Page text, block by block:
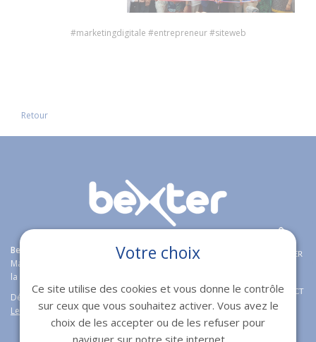
#marketingdigitale #entrepreneur #siteweb
Retour
Bexter agence web expert encréation de sites internet
à Toulon,
Marseille, Fréjus et Nice étoffe son offre boutique en ligne en proposant
la solution e-commerce open source
Découvrez aussi notre logiciel immobilier de transaction immobilières
Lesty
APPELER
CONTACT
Votre choix
Ce site utilise des cookies et vous donne le contrôle
sur ceux que vous souhaitez activer. Vous avez le
choix de les accepter ou de les refuser pour
naviguer sur notre site internet.